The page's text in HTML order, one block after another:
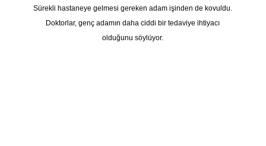
Sürekli hastaneye gelmesi gereken adam işinden de kovuldu.
Doktorlar, genç adamın daha ciddi bir tedaviye ihtiyacı
olduğunu söylüyor.